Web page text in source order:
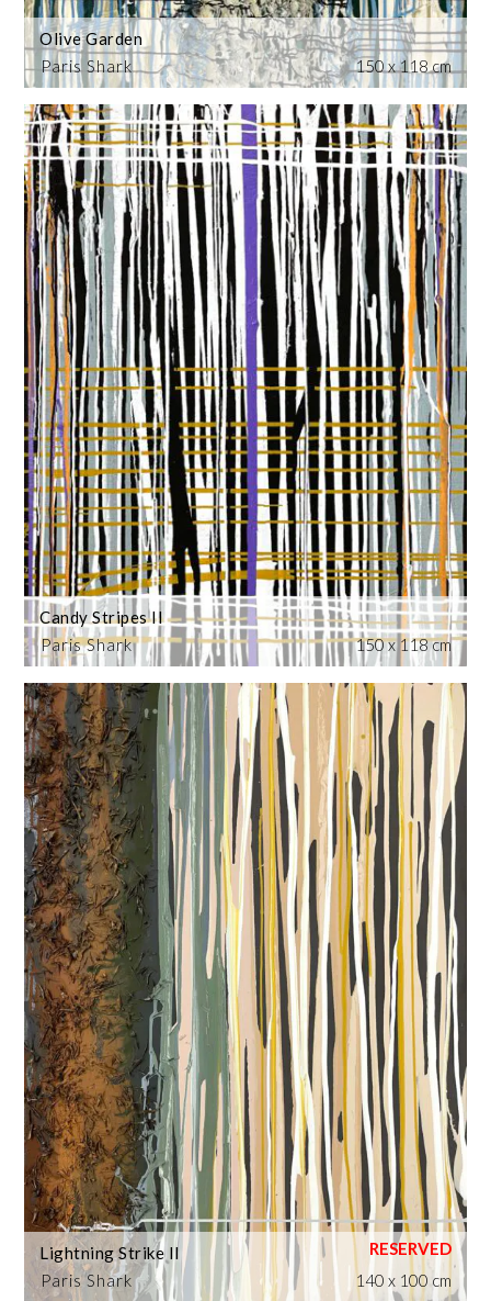
Paris Shark
Olive Garden
150 x 118 cm
Paris Shark
Candy Stripes II
150 x 118 cm
Paris Shark
Lightning Strike II
140 x 100 cm